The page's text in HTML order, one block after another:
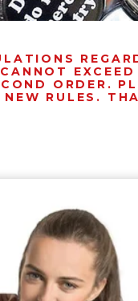
ORDER.
RULES.